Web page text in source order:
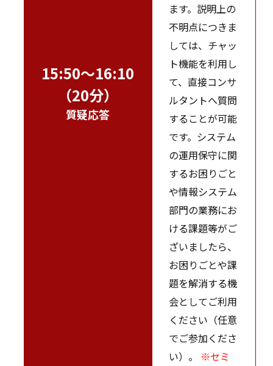
15:50～16:10
（20分）
質疑応答
ます。説明上の
不明点につきま
しては、チャッ
ト機能を利用し
て、直接コンサ
ルタントへ質問
することが可能
です。システム
の運用保守に関
するお困りごと
や情報システム
部門の業務にお
ける課題等がご
ざいましたら、
お困りごとや課
題を解消する機
会としてご利用
ください（任意
でご参加くださ
い）。 ※セミ